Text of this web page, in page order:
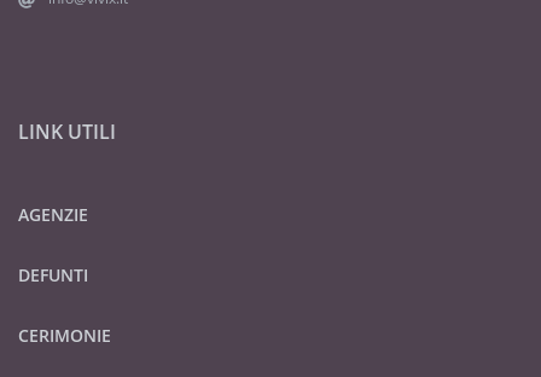
LINK UTILI
AGENZIE
DEFUNTI
CERIMONIE